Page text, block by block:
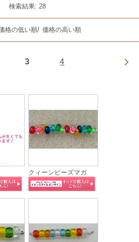
検索結果: 28
格の低い順/ 価格の高い順
3 4
クィーンビーズマガ